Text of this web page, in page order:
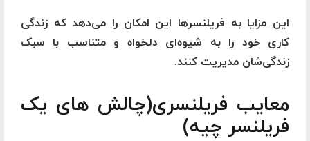
این مزایا به فریلنسرها این امکان را می‌دهد که زندگی
کاری خود را به شیوه‌ای دلخواه و متناسب با سبک
زندگی‌شان مدیریت کنند.
معایب فریلنسری(چالش های یک
فریلنسر چیه)